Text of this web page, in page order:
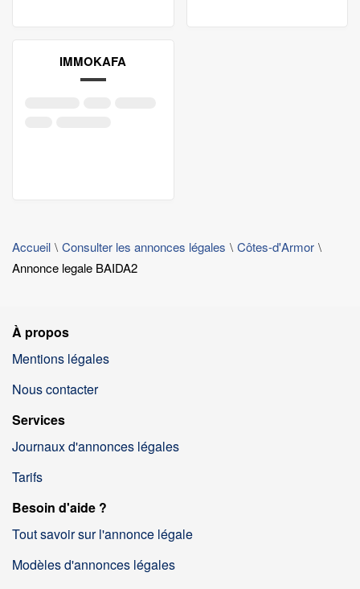
IMMOKAFA
Accueil Consulter les annonces légales
Côtes-d'Armor
Annonce legale BAIDA2
À propos
Mentions légales
Nous contacter
Services
Journaux d'annonces légales
Tarifs
Besoin d'aide ?
Tout savoir sur l'annonce légale
Modèles d'annonces légales